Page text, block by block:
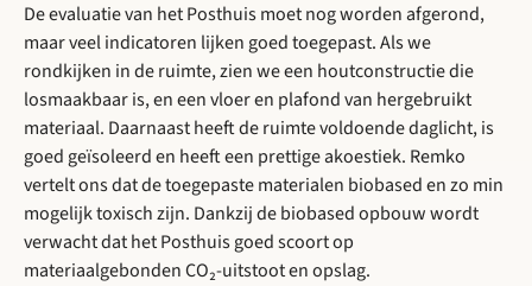
De evaluatie van het Posthuis moet nog worden afgerond,
maar veel indicatoren lijken goed toegepast. Als we
rondkijken in de ruimte, zien we een houtconstructie die
losmaakbaar is, en een vloer en plafond van hergebruikt
materiaal. Daarnaast heeft de ruimte voldoende daglicht, is
goed geïsoleerd en heeft een prettige akoestiek. Remko
vertelt ons dat de toegepaste materialen biobased en zo min
mogelijk toxisch zijn. Dankzij de biobased opbouw wordt
verwacht dat het Posthuis goed scoort op
materiaalgebonden CO₂-uitstoot en opslag.